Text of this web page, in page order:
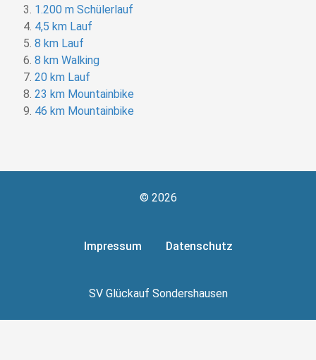
1.200 m Schülerlauf
4,5 km Lauf
8 km Lauf
8 km Walking
20 km Lauf
23 km Mountainbike
46 km Mountainbike
© 2026
Impressum Datenschutz
SV Glückauf Sondershausen